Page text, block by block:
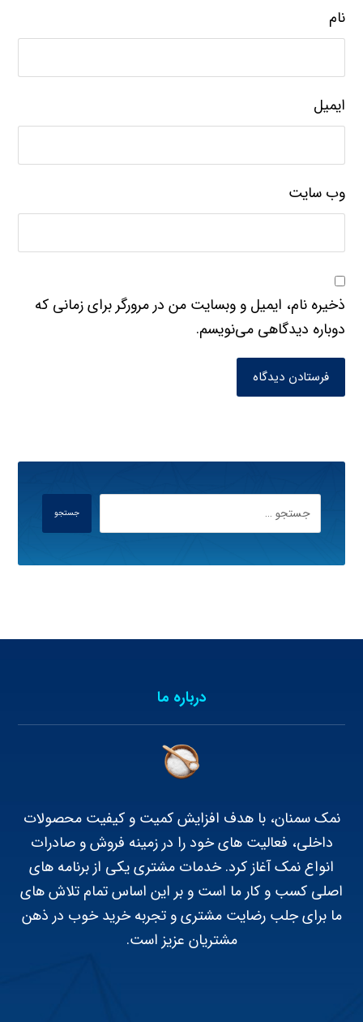
نام
ایمیل
وب‌ سایت
ذخیره نام، ایمیل و وبسایت من در مرورگر برای زمانی که
دوباره دیدگاهی می‌نویسم.
فرستادن دیدگاه
جستجو
درباره ما
نمک سمنان، با هدف افزایش کمیت و کیفیت محصولات
داخلی، فعالیت های خود را در زمینه فروش و صادرات
انواع نمک آغاز کرد. خدمات مشتری یکی از برنامه های
اصلی کسب و کار ما است و بر این اساس تمام تلاش های
ما برای جلب رضایت مشتری و تجربه خرید خوب در ذهن
مشتریان عزیز است.